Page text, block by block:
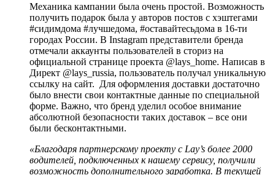
Механика кампании была очень простой. Возможность
получить подарок была у авторов постов с хэштегами
#сидимдома #лучшедома, #оставайтесьдома в 16-ти
городах России. В Instagram представители бренда
отмечали аккаунты пользователей в сториз на
официальной странице проекта @lays_home. Написав в
Директ @lays_russia, пользователь получал уникальную
ссылку на сайт. Для оформления доставки достаточно
было внести свои контактные данные по специальной
форме. Важно, что бренд уделил особое внимание
абсолютной безопасности таких доставок – все они
были бесконтактными.
«Благодаря партнерскому проекту с Lay’s более 2000
водителей, подключенных к нашему сервису, получили
возможность дополнительного заработка. В текущей